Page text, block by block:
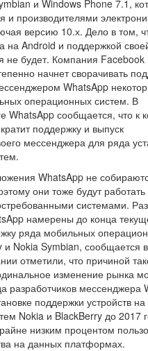
и Windows Phone 7.1,
и производителями
версию 10.х. Дело в том,
на Android и поддержкой
не будет. Компания Facebook
начнет сворачивать
WhatsApp
операционных систем. В
WhatsApp сообщается, что к
поддержку и выпуск
мессенджера для ряда
WhatsApp не
они тоже будут
системами.
намерены до конца
ряда мобильных
и Nokia Symbian, сообщается
отметили, что причиной
изменение рынка
разработчиков мессенджера
поддержки устройств на
Nokia и BlackBerry до 2017
низким процентом
на данных платформах.